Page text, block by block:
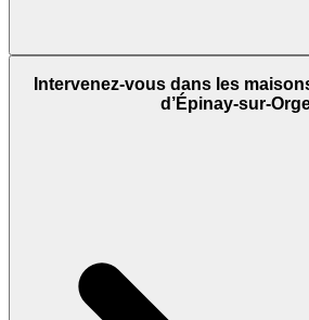
Intervenez-vous dans les
d’Épinay-sur-